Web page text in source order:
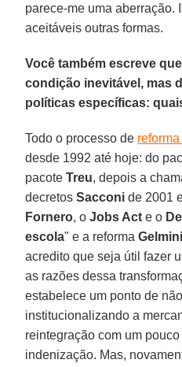
parece-me uma aberração.
aceitáveis outras formas.
Você também escreve
condição inevitável, mas
políticas específicas:
Todo o processo de
desde 1992 até hoje: do
pacoteTreu, depois a
decretosSacconi de 2001
Fornero, oJobs Act e o
escola" e a reformaGelmini
acredito que seja útil fazer
as razões dessa
estabelece um ponto de
institucionalizando a
reintegração com um
indenização. Mas,